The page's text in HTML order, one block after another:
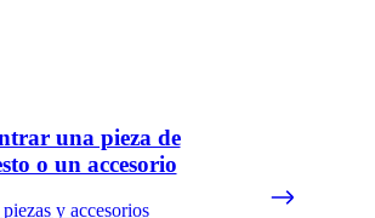
una pieza de
o un accesorio
y accesorios